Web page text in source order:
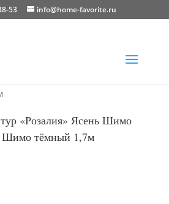
53 info@home-favorite.ru
«Розалия» Ясень Шимо
Шимо тёмный 1,7м